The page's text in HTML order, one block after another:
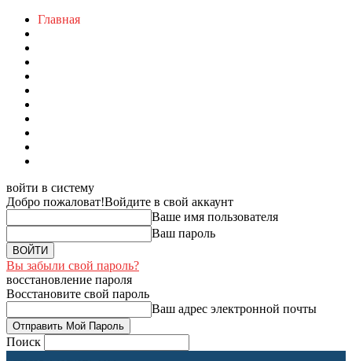
Главная
войти в систему
Добро пожаловат!Войдите в свой аккаунт
Ваше имя пользователя
Ваш пароль
Вы забыли свой пароль?
восстановление пароля
Восстановите свой пароль
Ваш адрес электронной почты
Поиск